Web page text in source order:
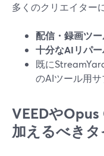
多くのクリエイター
配信・録画ツ
十分なAIリパ
既に
のAIツール用サ
VEEDや
加えるべき